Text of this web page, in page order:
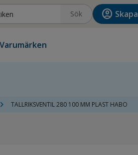
Sök account_circle
Varumärken
chevron_right TALLRIKSVENTIL 280 100 MM PLAST HABO